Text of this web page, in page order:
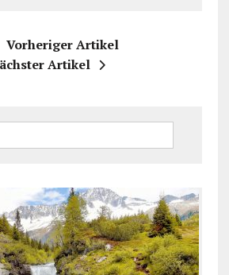
Vorheriger Artikel
Artikel